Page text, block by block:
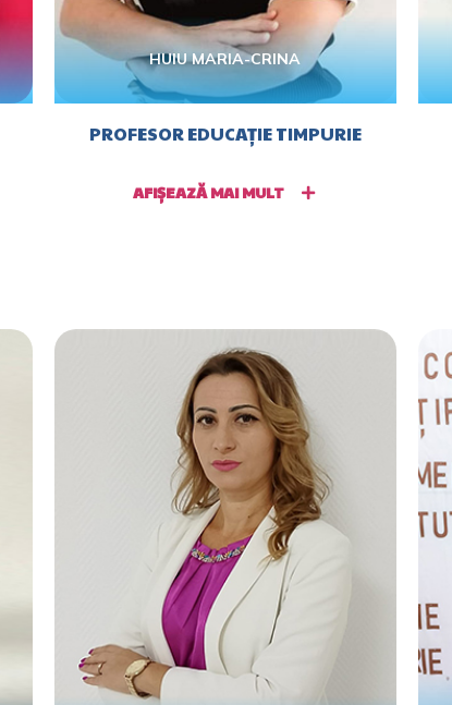
HUIU MARIA-CRINA
PROFESOR EDUCAȚIE TIMPURIE
AFIȘEAZĂ MAI MULT